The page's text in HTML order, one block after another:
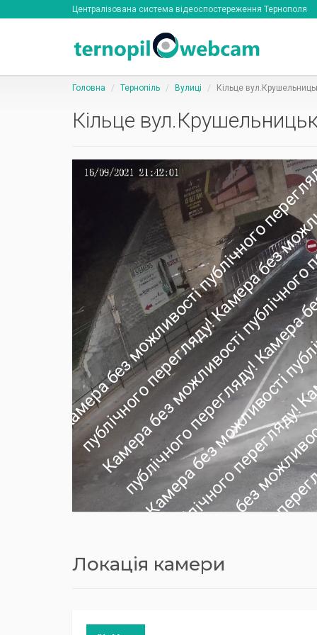
Централізована система відеоспостереження Тернополя
Головна Тернопіль Вулиці Кільце
Кільце
Локація камери